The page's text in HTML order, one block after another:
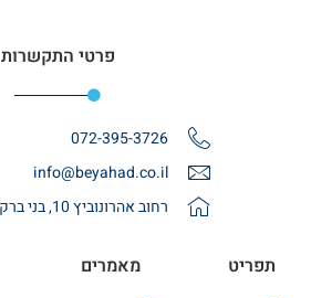
פרטי התקשרות
072-395-3726
info@beyahad.co.il
רחוב אהרונוביץ 10, בני ברק
תפריט מאמרים